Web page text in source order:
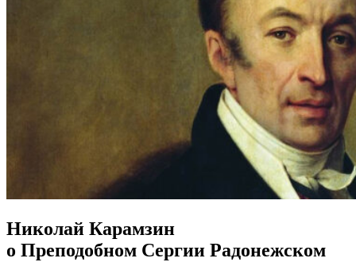
Николай Карамзин
о Преподобном Сергии Радонежском